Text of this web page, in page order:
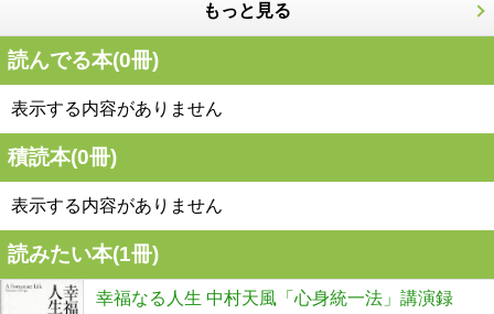
もっと見る
読んでる本(0冊)
表示する内容がありません
積読本(0冊)
表示する内容がありません
読みたい本(1冊)
幸福なる人生 中村天風「心身統一法」講演録